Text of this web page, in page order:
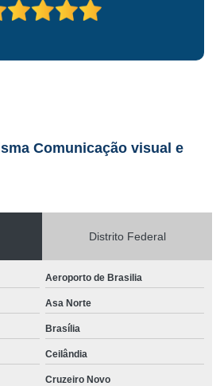
Comunicação visual e
Distrito Federal
Aeroporto de Brasilia
Asa Norte
Brasília
Ceilândia
Cruzeiro Novo